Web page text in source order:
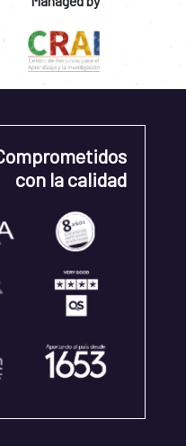
con la calidad